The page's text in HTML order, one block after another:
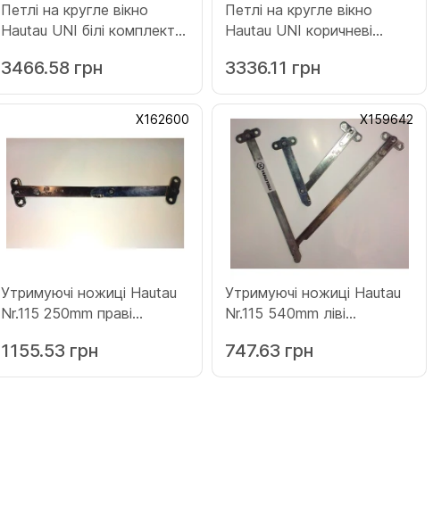
Петлі на кругле вікно
Hautau UNI білі комплект 2
3466.58 грн
Петлі на кругле вікно
Hautau UNI коричневі
3336.11 грн
Х162600
Утримуючі ножиці Hautau
Nr.115 250mm праві
1155.53 грн
Х159642
Утримуючі ножиці Hautau
Nr.115 540mm ліві
747.63 грн